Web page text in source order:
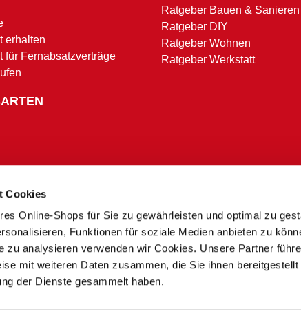
Cookies
Online-Shops für Sie zu gewährleisten und optimal zu
Funktionen für soziale Medien anbieten zu
zu analysieren verwenden wir Cookies. Unsere Partner
mit weiteren Daten zusammen, die Sie ihnen bereitgestellt
der Dienste gesammelt haben.
erhalten
für Fernabsatzverträge
Ratgeber Bauen & Sanieren
Ratgeber DIY
Ratgeber Wohnen
Ratgeber Werkstatt
* Alle Preise in Euro inkl. MwSt. und zzgl. Service- und Versandkosten.
** Ausgenommen Speditions- und Sperrgutzuschläge
Preisunterschieden zwischen dem Onlineshop und unseren Sonderpreis Baumärkten vor